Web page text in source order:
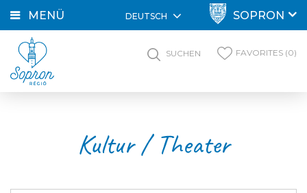
MENÜ DEUTSCH SOPRON
SUCHEN FAVORITES (0)
Kultur / Theater